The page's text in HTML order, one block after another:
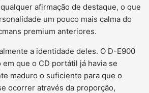
afirmação de destaque, o que
um pouco mais calma do
premium anteriores.
a identidade deles. O D-E900
que o CD portátil já havia se
maduro o suficiente para que o
ocorrer através da proporção,